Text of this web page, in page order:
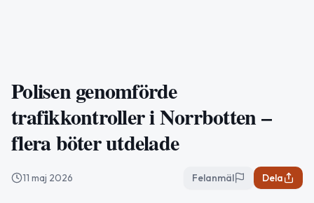
Polisen genomförde
trafikkontroller i Norrbotten –
flera böter utdelade
11 maj 2026 Felanmäl Dela